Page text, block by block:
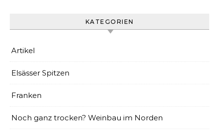
KATEGORIEN
Artikel
Elsässer Spitzen
Franken
Noch ganz trocken? Weinbau im Norden